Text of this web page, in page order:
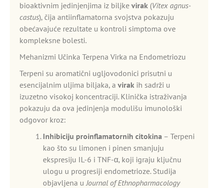
bioaktivnim jedinjenjima iz biljke virak (Vitex agnus-
castus), čija antiinflamatorna svojstva pokazuju
obećavajuće rezultate u kontroli simptoma ove
kompleksne bolesti.
Mehanizmi Učinka Terpena Virka na Endometriozu
Terpeni su aromatični ugljovodonici prisutni u
esencijalnim uljima biljaka, a virak ih sadrži u
izuzetno visokoj koncentraciji. Klinička istraživanja
pokazuju da ova jedinjenja modulišu imunološki
odgovor kroz:
Inhibiciju proinflamatornih citokina – Terpeni
kao što su limonen i pinen smanjuju
ekspresiju IL-6 i TNF-α, koji igraju ključnu
ulogu u progresiji endometrioze. Studija
objavljena uJournal of Ethnopharmacology